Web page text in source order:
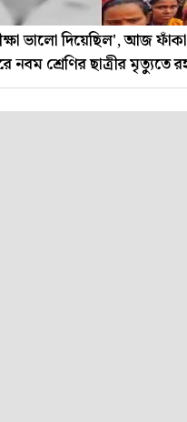
ভালো দিয়েছিল', আজ ফাঁকা
নবম শ্রেণির ছাত্রীর মৃত্যুতে